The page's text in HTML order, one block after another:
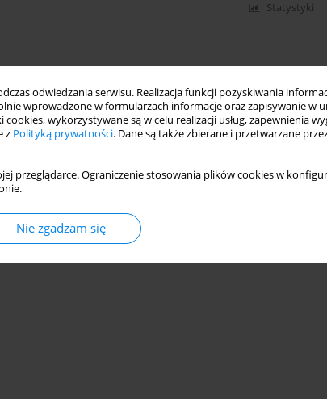
odwiedzania serwisu. Realizacja funkcji pozyskiwania
wprowadzone w formularzach informacje oraz zapisywanie w
cookies, wykorzystywane są w celu realizacji usług, zapewnienia
z Polityką prywatności. Dane są także zbierane i przetwarzane
przeglądarce. Ograniczenie stosowania plików cookies w
Nie zgadzam się
Statystyki